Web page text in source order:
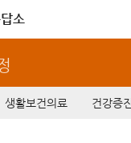
소
생활보건의료 건강증진